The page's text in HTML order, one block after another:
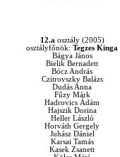
12.a osztály (2005)
osztályfőnök: Tegzes Kinga
Bágya János
Bielik Bernadett
Bócz András
Czitrovszky Balázs
Dudás Anna
Fűzy Márk
Hadrovics Ádám
Hajszik Dorina
Heller László
Horváth Gergely
Juhász Dániel
Karsai Tamás
Kasek Zsanett